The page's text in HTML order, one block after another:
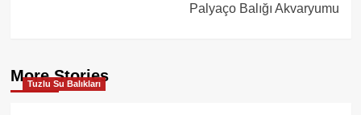
Palyaço Balığı Akvaryumu
More Stories
Tuzlu Su Balıkları